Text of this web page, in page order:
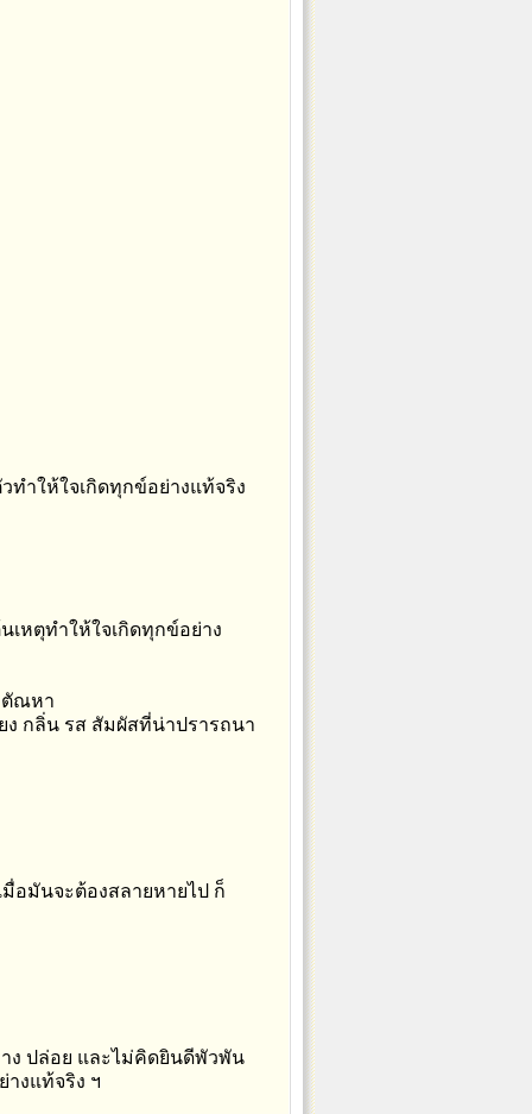
ทำให้ใจเกิดทุกข์อย่างแท้จริง
หตุทำให้ใจเกิดทุกข์อย่าง
ตัณหา
ง กลิ่น รส สัมผัสที่น่าปรารถนา
อมันจะต้องสลายหายไป ก็
ง ปล่อย และไม่คิดยินดีพัวพัน
งแท้จริง ฯ